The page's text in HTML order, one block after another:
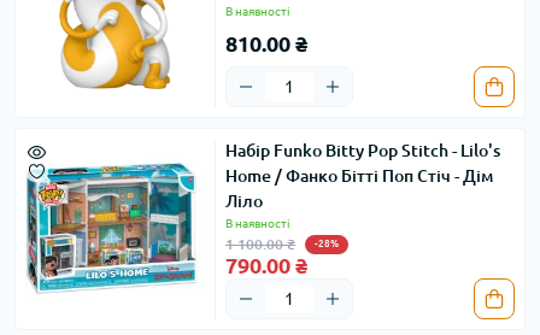
В наявності
810.00 ₴
Набір Funko Bitty Pop Stitch - Lilo's
Home / Фанко Бітті Поп Стіч - Дім
Ліло
В наявності
1 100.00 ₴ -28%
790.00 ₴